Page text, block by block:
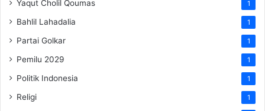
Yaqut Cholil Qoumas 1
Bahlil Lahadalia 1
Partai Golkar 1
Pemilu 2029 1
Politik Indonesia 1
Religi 1